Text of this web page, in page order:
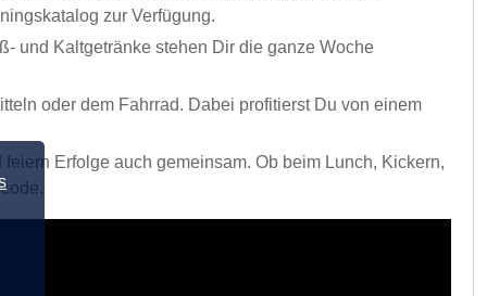
zur Verfügung.
und Kaltgetränke stehen Dir die ganze Woche
oder dem Fahrrad. Dabei profitierst Du von einem
Erfolge auch gemeinsam. Ob beim Lunch, Kickern,